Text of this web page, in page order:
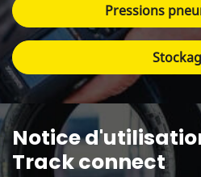
Pressions
Notice
Track connect